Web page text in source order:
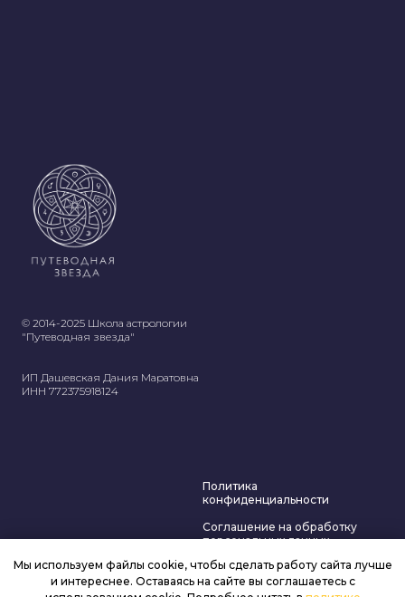
© 2014-2025 Школа астрологии
"Путеводная звезда"
ИП Дашевская Дания Маратовна
ИНН 772375918124
Политика
конфиденциальности
Соглашение на обработку
персональных данных
Договор оферты
Мы используем файлы cookie, чтобы сделать работу сайта лучше
и интереснее. Оставаясь на сайте вы соглашаетесь с